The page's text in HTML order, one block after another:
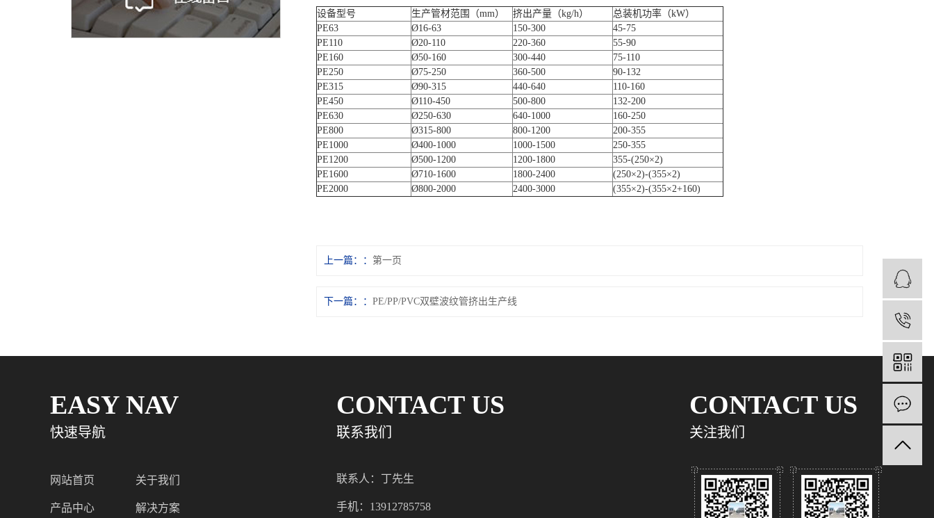
设备型号 生产管材范围（mm） 挤出产量（kg/h）
总装机功率（kW）
PE63
Ø16-63 150-300
45-75
PE110
Ø20-110 220-360
55-90
PE160
Ø50-160 300-440
75-110
PE250
Ø75-250 360-500
90-132
PE315
Ø90-315 440-640
110-160
PE450
Ø110-450 500-800
132-200
PE630
Ø250-630 640-1000
160-250
PE800
Ø315-800 800-1200
200-355
PE1000
Ø400-1000 1000-1500
250-355
PE1200
Ø500-1200 1200-1800
355-(250×2)
PE1600
Ø710-1600 1800-2400
(250×2)-(355×2)
PE2000
Ø800-2000 2400-3000 (355×2)-(355×2+160)
上一篇： 第一页
下一篇： PE/PP/PVC双壁波纹管挤出生产线
EASY NAV
快速导航
网站首页 关于我们
产品中心 解决方案
CONTACT US
联系我们
联系人：丁先生
手机：13912785758
CONTACT US
关注我们